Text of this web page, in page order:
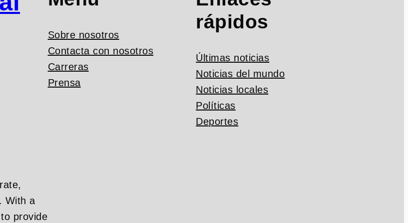
With a
provide
Sobre nosotros
Contacta con nosotros
Carreras
Prensa
rápidos
Últimas noticias
Noticias del mundo
Noticias locales
Políticas
Deportes